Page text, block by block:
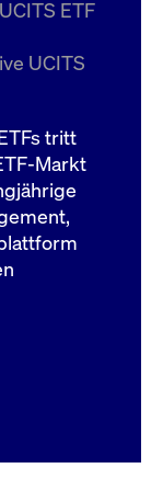
ETF
UCITS
tritt
Markt
bis